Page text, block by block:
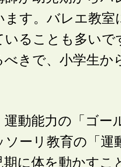
ます。バレエ教室
いることも多いで
きで、小学生か
運動能力の「ゴー
ソーリ教育の「運
期に体を動かすこ